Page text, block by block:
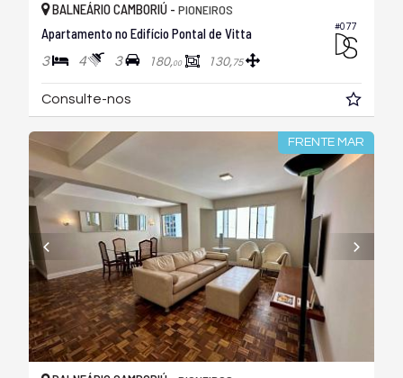
#077
BALNEÁRIO CAMBORIÚ - PIONEIROS
Apartamento no Edifício Pontal de Vitta
3 4 3 180,00 130,75
Consulte-nos
FRENTE MAR